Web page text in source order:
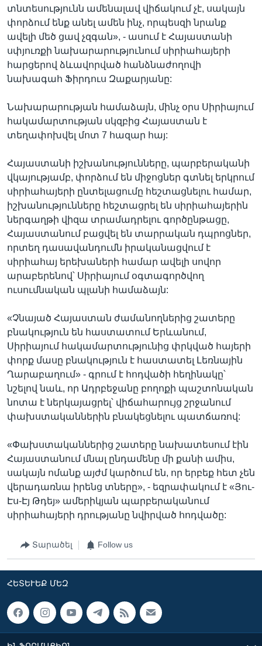
տնտեսությունն ամենալավ վիճակում չէ, սակայն
փորձում ենք անել ամեն ինչ, որպեսզի նրանք
ավելի մեծ ցավ չզգան», - ասում է Հայաստանի
սփյուռքի նախարարությունում սիրիահայերի
հարցերով ձևավորված հանձնաժողովի
նախագահ Ֆիրդուս Զաքարյանը:
Նախարարության համաձայն, մինչ օրս Սիրիայում
հակամարտության սկզբից Հայաստան է
տեղափոխվել մոտ 7 հազար հայ:
Հայաստանի իշխանությունները, պարբերականի
վկայությամբ, փորձում են միջոցներ գտնել երկրում
սիրիահայերի ընտելացումը հեշտացնելու համար,
իշխանությունները հեշտացրել են սիրիահայերին
ներգաղթի վիզա տրամադրելու գործընթացը,
Հայաստանում բացվել են տարրական դպրոցներ,
որտեղ դասավանդումն իրականացվում է
սիրիահայ երեխաների համար ավելի սովոր
արաբերենով՝ Սիրիայում օգտագործվող
ուսումնական պլանի համաձայն:
«Չնայած Հայաստան ժամանողներից շատերը
բնակություն են հաստատում Երևանում,
Սիրիայում հակամարտությունից փրկված հայերի
փորք մասը բնակություն է հաստատել Լեռնային
Ղարաբաղում» - գրում է հոդվածի հեղինակը՝
նշելով նաև, որ Ադրբեջանը բողոքի պաշտոնական
նոտա է ներկայացրել՝ վիճահարույց շրջանում
փախստականներին բնակեցնելու պատճառով:
«Փախստականներից շատերը նախատեսում էին
Հայաստանում մնալ ընդամենը մի քանի ամիս,
սակայն ոմանք այժմ կարծում են, որ երբեք հետ չեն
վերադառնա իրենց տները», - եզրափակում է «Յու-
Էս-Էյ Թդեյ» ամերիկյան պարբերականում
սիրիահայերի դրությանը նվիրված հոդվածը:
Տարածել Follow us
ՀԵՏԵՒԵՔ ՄԵԶ